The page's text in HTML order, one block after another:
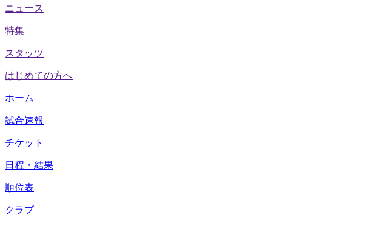
ニュース
特集
スタッツ
はじめての方へ
ホーム
試合速報
チケット
日程・結果
順位表
クラブ